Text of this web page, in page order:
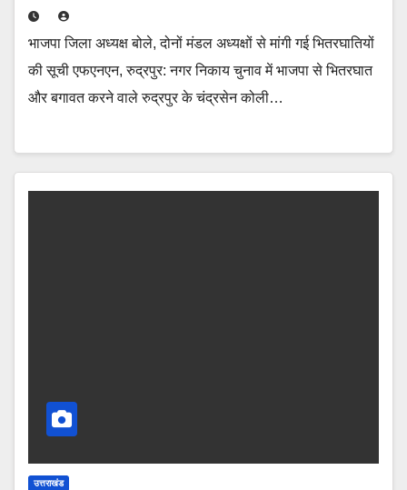
भाजपा जिला अध्यक्ष बोले, दोनों मंडल अध्यक्षों से मांगी गई भितरघातियों
की सूची एफएनएन, रुद्रपुर: नगर निकाय चुनाव में भाजपा से भितरघात
और बगावत करने वाले रुद्रपुर के चंद्रसेन कोली…
उत्तराखंड